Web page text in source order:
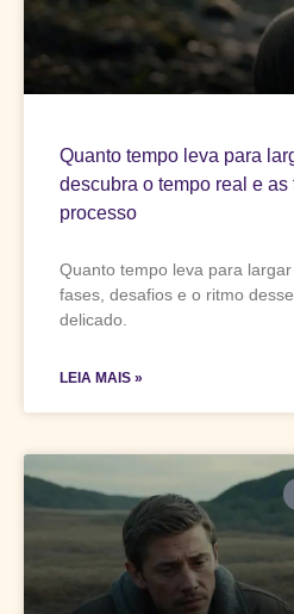
Quanto tempo leva para
descubra o tempo real e as
processo
Quanto tempo leva para
fases, desafios e o ritmo
delicado.
LEIA MAIS »